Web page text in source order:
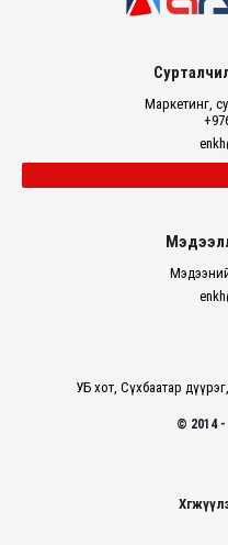
Маркетинг,
УБ хот, Сүхбаатар
© 2014 -